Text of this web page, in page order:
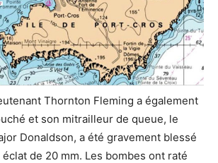
Thornton Fleming a également
et son mitrailleur de queue, le
Donaldson, a été gravement blessé
de 20 mm. Les bombes ont raté